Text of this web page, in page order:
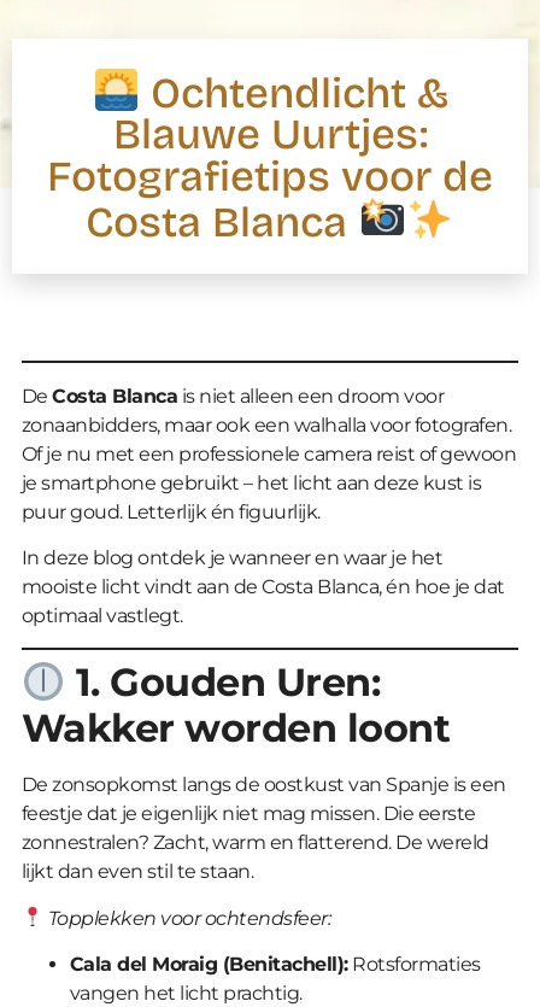
Ochtendlicht &
Blauwe Uurtjes:
Fotografietips voor de
Costa Blanca
DeCosta Blanca is niet alleen een droom voor
zonaanbidders, maar ook een walhalla voor fotografen.
Of je nu met een professionele camera reist of gewoon
je smartphone gebruikt – het licht aan deze kust is
puur goud. Letterlijk én figuurlijk.
In deze blog ontdek je wanneer en waar je het
mooiste licht vindt aan de Costa Blanca, én hoe je dat
optimaal vastlegt.
1. Gouden Uren:
Wakker worden loont
De zonsopkomst langs de oostkust van Spanje is een
feestje dat je eigenlijk niet mag missen. Die eerste
zonnestralen? Zacht, warm en flatterend. De wereld
lijkt dan even stil te staan.
Topplekken voor ochtendsfeer:
Cala del Moraig (Benitachell):Rotsformaties
vangen het licht prachtig.